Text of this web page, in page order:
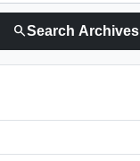
searchSearch Archives